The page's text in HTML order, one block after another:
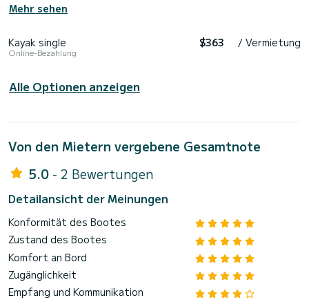
Mehr sehen
Kayak single
Online-Bezahlung
$363 / Vermietung
Alle Optionen anzeigen
Von den Mietern vergebene Gesamtnote
5.0 - 2 Bewertungen
Detailansicht der Meinungen
Konformität des Bootes
Zustand des Bootes
Komfort an Bord
Zugänglichkeit
Empfang und Kommunikation